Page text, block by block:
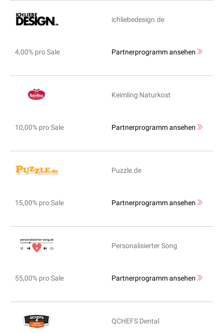
ichliebedesign.de
4,00% pro Sale Partnerprogramm ansehen
Keimling Naturkost
10,00% pro Sale Partnerprogramm ansehen
Puzzle.de
15,00% pro Sale Partnerprogramm ansehen
Personalisierter Song
55,00% pro Sale Partnerprogramm ansehen
QCHEFS Dental